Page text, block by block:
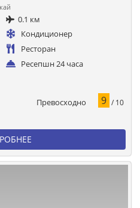
0.1 км
Кондиционер
Ресторан
Ресепшн 24 часа
Превосходно 9 / 10